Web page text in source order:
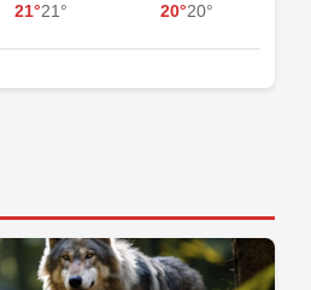
21°21° 20°20°